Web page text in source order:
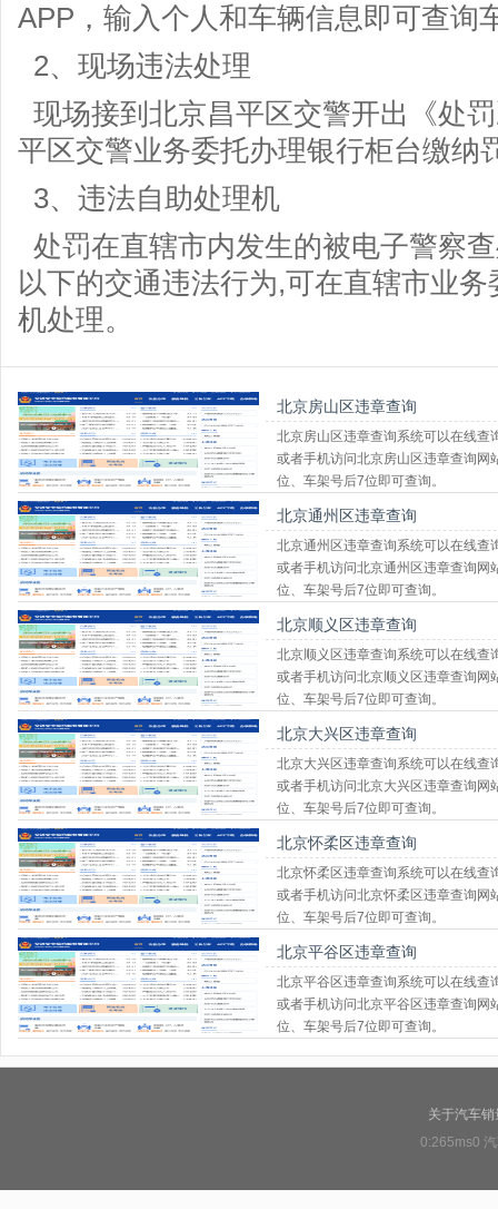
APP，输入个人和车辆信息即可查询
2、现场违法处理
现场接到北京昌平区交警开出《处
平区交警业务委托办理银行柜台缴纳
3、违法自助处理机
处罚在直辖市内发生的被电子警察
以下的交通违法行为,可在直辖市业
机处理。
北京房山区违章查询
北京房山区违章查询系统可以在线
或者手机访问北京房山区违章查询网
位、车架号后7位即可查询。
北京通州区违章查询
北京通州区违章查询系统可以在线
或者手机访问北京通州区违章查询网
位、车架号后7位即可查询。
北京顺义区违章查询
北京顺义区违章查询系统可以在线
或者手机访问北京顺义区违章查询网
位、车架号后7位即可查询。
北京大兴区违章查询
北京大兴区违章查询系统可以在线
或者手机访问北京大兴区违章查询网
位、车架号后7位即可查询。
北京怀柔区违章查询
北京怀柔区违章查询系统可以在线
或者手机访问北京怀柔区违章查询网
位、车架号后7位即可查询。
北京平谷区违章查询
北京平谷区违章查询系统可以在线
或者手机访问北京平谷区违章查询网
位、车架号后7位即可查询。
关于汽车
0:265ms0